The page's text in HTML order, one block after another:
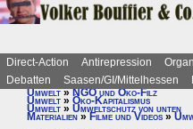
Direct-Action Antirepression
Debatten
Saasen/GI/Mittelhessen
Umwelt»NGO und Öko-Filz
Umwelt » Öko-Kapitalismus
Umwelt » Umweltschutz von unten
Materialien » Filme und Videos »